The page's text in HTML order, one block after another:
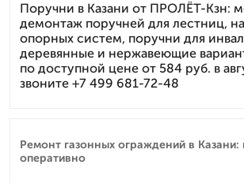
Поручни в Казани от ПРОЛЁТ-Кзн:
демонтаж поручней для лестниц,
опорных систем, поручни для
деревянные и нержавеющие
по доступной цене от 584 руб. в
звоните +7 499 681-72-48
Ремонт газонных ограждений в Казани:
оперативно